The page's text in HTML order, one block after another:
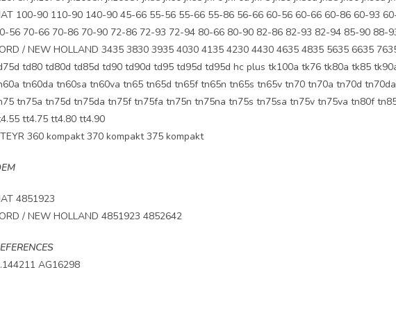
100-90 110-90 140-90 45-66 55-56 55-66 55-86 56-66 60-56 60-66 60-86 60-93
56 70-66 70-86 70-90 72-86 72-93 72-94 80-66 80-90 82-86 82-93 82-94 85-90 88-
/ NEW HOLLAND 3435 3830 3935 4030 4135 4230 4430 4635 4835 5635 6635
td80 td80d td85d td90 td90d td95 td95d td95d hc plus tk100a tk76 tk80a tk85
tn60da tn60sa tn60va tn65 tn65d tn65f tn65n tn65s tn65v tn70 tn70a tn70d
tn75a tn75d tn75da tn75f tn75fa tn75n tn75na tn75s tn75sa tn75v tn75va tn80f
tt4.75 tt4.80 tt4.90
360 kompakt 370 kompakt 375 kompakt
4851923
/ NEW HOLLAND 4851923 4852642
AG16298